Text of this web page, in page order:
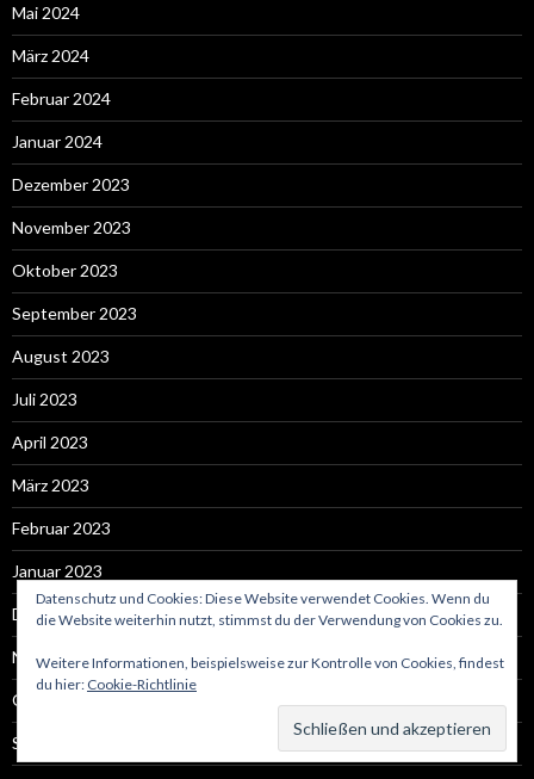
Mai 2024
März 2024
Februar 2024
Januar 2024
Dezember 2023
November 2023
Oktober 2023
September 2023
August 2023
Juli 2023
April 2023
März 2023
Februar 2023
Januar 2023
Dezember 2022
November 2022
Oktober 2022
September 2022
Datenschutz und Cookies: Diese Website verwendet Cookies. Wenn du
die Website weiterhin nutzt, stimmst du der Verwendung von Cookies zu.
Weitere Informationen, beispielsweise zur Kontrolle von Cookies, findest
du hier: Cookie-Richtlinie